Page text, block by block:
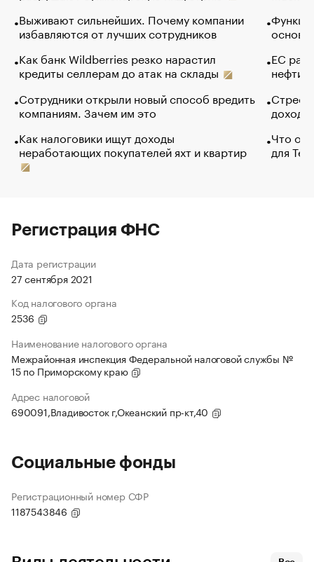
Выживают сильнейших. Почему компании
избавляются от лучших сотрудников
Как банк Wildberries резко нарастил
кредиты селлерам до атак на склады
Сотрудники открыли новый способ вредить
компаниям. Зачем им это
Как налоговики ищут доходы
неработающих покупателей яхт и квартир
основ
ЕС
нефти
Что
для
Регистрация ФНС
Дата регистрации
27 сентября 2021
Код налогового органа
2536
Наименование налогового органа
Межрайонная инспекция Федеральной налоговой службы №
15 по Приморскому краю
Адрес налоговой
690091,Владивосток г,Океанский пр-кт,40
Социальные фонды
Регистрационный номер СФР
1187543846